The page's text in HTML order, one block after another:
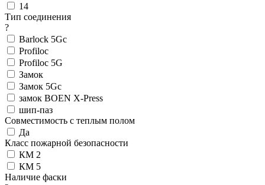
14
Тип соединения
?
Barlock 5Gc
Profiloc
Profiloc 5G
Замок
Замок 5Gc
замок BOEN X-Press
шип-паз
Совместимость с теплым полом
Да
Класс пожарной безопасности
КМ 2
КМ 5
Наличие фаски